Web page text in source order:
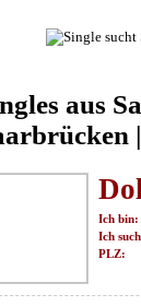
aus
Ich bin:
Ich
PLZ: